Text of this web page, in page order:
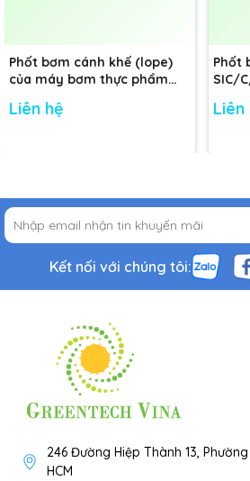
Phốt bơm cánh khế (lope)
của máy bơm thực phẩm
48mm
Liên hệ
Phốt
SIC/
Liên
Kết nối với chúng tôi:
246 Đường Hiệp Thành 13,
HCM